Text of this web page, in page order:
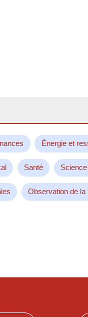
Énergie et
Santé
Observation de